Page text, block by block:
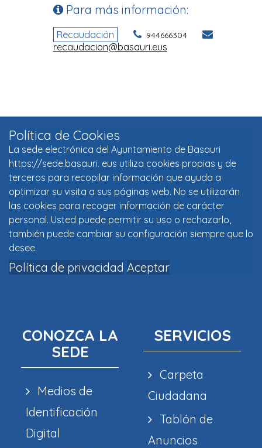
Política de Cookies
La sede electrónica del Ayuntamiento de Basauri
https://sede.basauri. eus utiliza cookies propias y de
terceros para recopilar información que ayuda a
optimizar su visita a sus páginas web. No se utilizarán
las cookies para recoger información de carácter
personal. Usted puede permitir su uso o rechazarlo,
también puede cambiar su configuración siempre que lo
desee.
Política de privacidad Aceptar
CONOZCA LA
SEDE
Medios de
Identificación
Digital
SERVICIOS
Carpeta
Ciudadana
Tablón de
Anuncios